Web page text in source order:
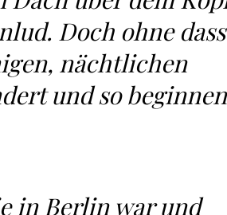
Doch ohne dass
nächtlichen
und so beginnen
in Berlin war und